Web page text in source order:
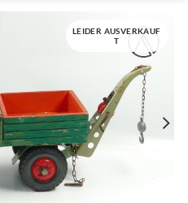
LEIDER AUSVERKAUF
T